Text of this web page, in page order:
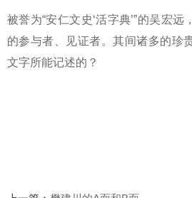
被誉为“安仁文史‘活字典’”的吴宏
的参与者、见证者。其间诸多的珍
文字所能记述的？